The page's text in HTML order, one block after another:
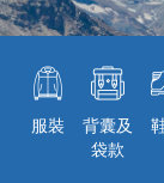
服裝
背囊及
袋款